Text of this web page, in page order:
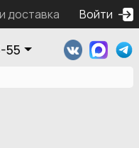
доставка Контакты
Войти
55